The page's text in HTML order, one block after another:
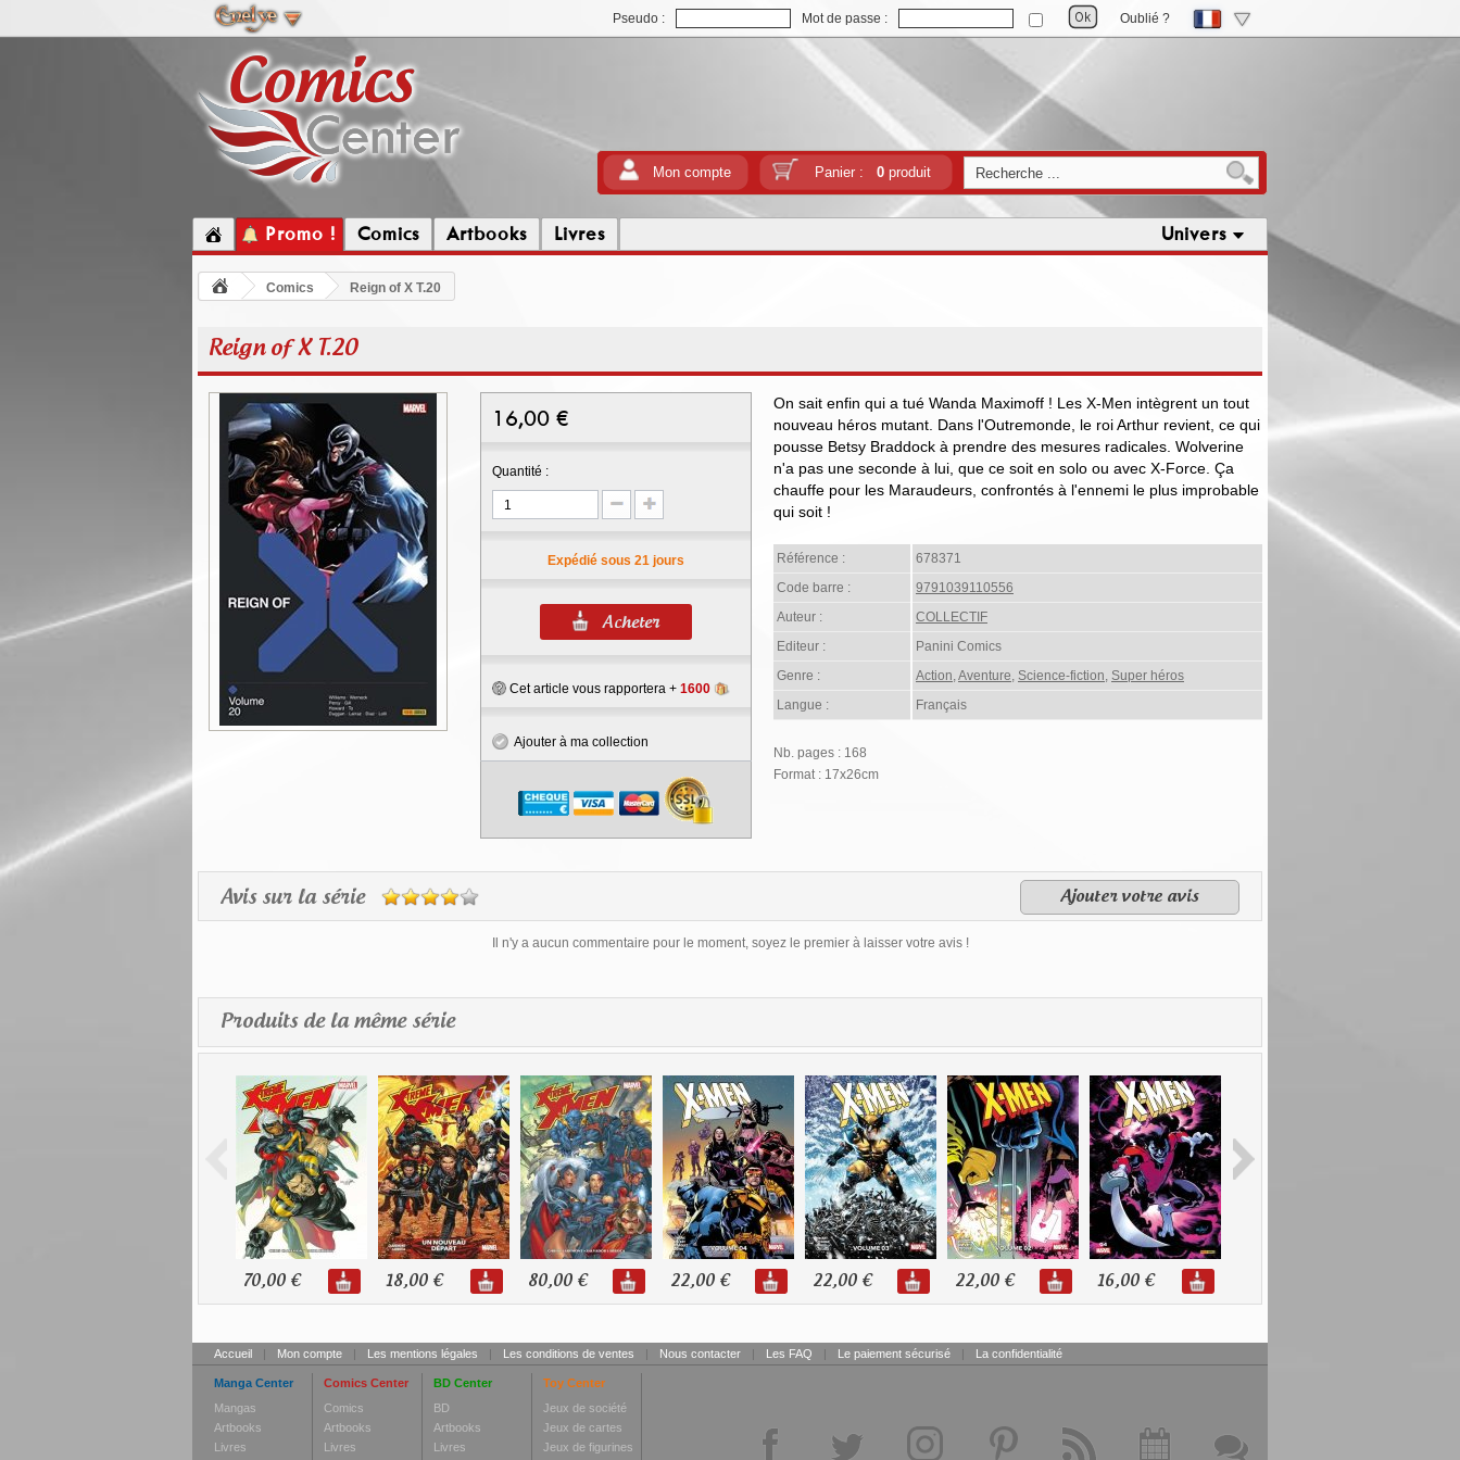
Pseudo : Mot de passe : Oublié ?
Mon compte Panier : 0produit
Promo ! Comics Artbooks Livres Univers
Comics Reign of X T.20
Reign of X T.20
16,00 €
Quantité :
Expédié sous 21 jours
Cet article vous rapportera + 1600
Ajouter à ma collection
On sait enfin qui a tué Wanda Maximoff ! Les X-Men intègrent un tout
nouveau héros mutant. Dans l'Outremonde, le roi Arthur revient, ce qui
pousse Betsy Braddock à prendre des mesures radicales. Wolverine
n'a pas une seconde à lui, que ce soit en solo ou avec X-Force. Ça
chauffe pour les Maraudeurs, confrontés à l'ennemi le plus improbable
qui soit !
Référence :
678371
Code barre :
9791039110556
Auteur :
COLLECTIF
Editeur :
Panini Comics
Genre :
Action,Aventure, Science-fiction, Super héros
Langue :
Français
Nb. pages : 168
Format : 17x26cm
Avis sur la série Ajouter votre avis
Il n'y a aucun commentaire pour le moment, soyez le premier à laisser votre avis !
Produits de la même série
70,00 € 18,00 € 80,00 € 22,00 € 22,00 € 22,00 € 16,00 €
Accueil | Mon compte | Les mentions légales | Les conditions de ventes | Nous contacter | Les FAQ | Le paiement sécurisé | La confidentialité
Manga Center
Mangas
Artbooks
Livres
Comics Center
Comics
Artbooks
Livres
BD Center
BD
Artbooks
Livres
Toy Center
Jeux de société
Jeux de cartes
Jeux de figurines